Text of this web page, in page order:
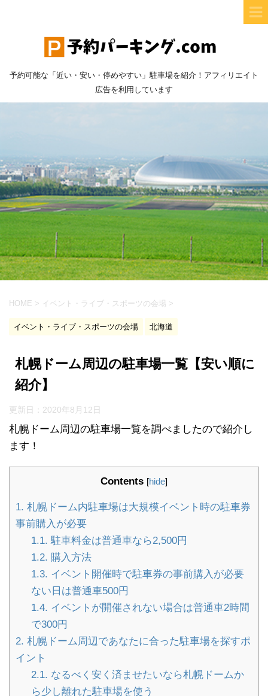
予約可能な「近い・安い・停めやすい」駐車場を紹介！アフィリエイト
広告を利用しています
HOME > イベント・ライブ・スポーツの会場 >
イベント・ライブ・スポーツの会場 北海道
札幌ドーム周辺の駐車場一覧【安い順に
紹介】
更新日： 2020年8月12日
札幌ドーム周辺の駐車場一覧を調べましたので紹介し
ます！
Contents [hide]
1. 札幌ドーム内駐車場は大規模イベント時の駐車券
事前購入が必要
1.1. 駐車料金は普通車なら2,500円
1.2. 購入方法
1.3. イベント開催時で駐車券の事前購入が必要
ない日は普通車500円
1.4. イベントが開催されない場合は普通車2時間
で300円
2. 札幌ドーム周辺であなたに合った駐車場を探すポ
イント
2.1. なるべく安く済ませたいなら札幌ドームか
ら少し離れた駐車場を使う